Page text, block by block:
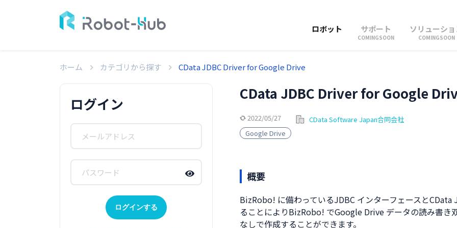
ロボット サポート
COMINGSOON
ソリューシ
COMINGSOON
ホーム カテゴリから探す CData JDBC Driver for Google Drive
CData JDBC Driver for Google
2022/05/27
CData Software Japan合同会社
Google Drive
概要
BizRobo! に備わっているJDBC インターフェースと
ることによりBizRobo! でGoogle Drive データの読み書き
なしで作成することができます。
ログイン
ログインする